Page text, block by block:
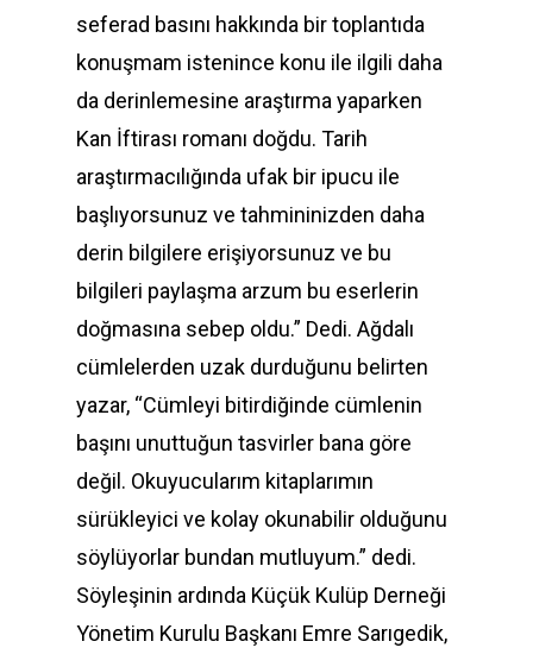
seferad basını hakkında bir toplantıda
konuşmam istenince konu ile ilgili daha
da derinlemesine araştırma yaparken
Kan İftirası romanı doğdu. Tarih
araştırmacılığında ufak bir ipucu ile
başlıyorsunuz ve tahmininizden daha
derin bilgilere erişiyorsunuz ve bu
bilgileri paylaşma arzum bu eserlerin
doğmasına sebep oldu.” Dedi. Ağdalı
cümlelerden uzak durduğunu belirten
yazar, “Cümleyi bitirdiğinde cümlenin
başını unuttuğun tasvirler bana göre
değil. Okuyucularım kitaplarımın
sürükleyici ve kolay okunabilir olduğunu
söylüyorlar bundan mutluyum.” dedi.
Söyleşinin ardında Küçük Kulüp Derneği
Yönetim Kurulu Başkanı Emre Sarıgedik,